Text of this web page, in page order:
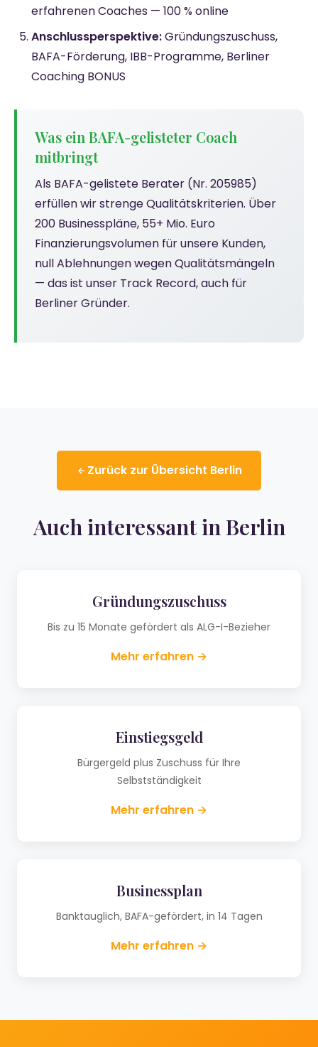
erfahrenen Coaches — 100 % online
Anschlussperspektive:Gründungszuschuss,
BAFA-Förderung, IBB-Programme, Berliner
Coaching BONUS
Was ein BAFA-gelisteter Coach
mitbringt
Als BAFA-gelistete Berater (Nr. 205985)
erfüllen wir strenge Qualitätskriterien. Über
200 Businesspläne, 55+ Mio. Euro
Finanzierungsvolumen für unsere Kunden,
null Ablehnungen wegen Qualitätsmängeln
— das ist unser Track Record, auch für
Berliner Gründer.
Zurück zur Übersicht Berlin
Auch interessant in Berlin
Gründungszuschuss
Bis zu 15 Monate gefördert als ALG-I-Bezieher
Mehr erfahren →
Einstiegsgeld
Bürgergeld plus Zuschuss für Ihre
Selbstständigkeit
Mehr erfahren →
Businessplan
Banktauglich, BAFA-gefördert, in 14 Tagen
Mehr erfahren →